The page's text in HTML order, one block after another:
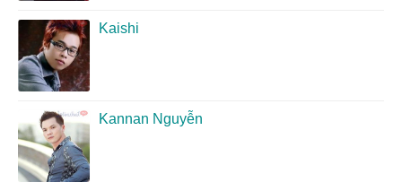
Kaishi
Kannan Nguyễn